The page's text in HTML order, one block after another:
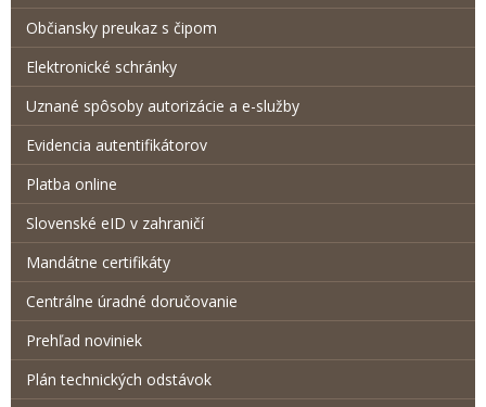
Občiansky preukaz s čipom
Elektronické schránky
Uznané spôsoby autorizácie a e-služby
Evidencia autentifikátorov
Platba online
Slovenské eID v zahraničí
Mandátne certifikáty
Centrálne úradné doručovanie
Prehľad noviniek
Plán technických odstávok